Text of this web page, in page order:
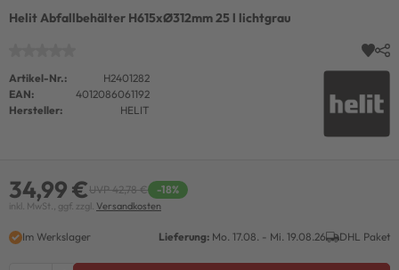
Helit Abfallbehälter H615xØ312mm 25 l lichtgrau
Artikel-Nr.:
H2401282
EAN:
4012086061192
Hersteller:
HELIT
34,99 €UVP 42,78 € -18%
inkl. MwSt., ggf. zzgl. Versandkosten
Im Werkslager Lieferung: Mo. 17.08. - Mi. 19.08.26 DHL Paket